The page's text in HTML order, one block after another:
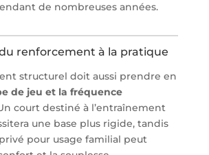
de nombreuses années.
renforcement à la pratique
structurel doit aussi prendre en
de jeu et la fréquence
court destiné à l’entraînement
une base plus rigide, tandis
pour usage familial peut